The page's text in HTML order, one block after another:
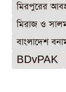
মিরপুরের
মিরাজ ও
বাংলাদেশ
BDvPAK